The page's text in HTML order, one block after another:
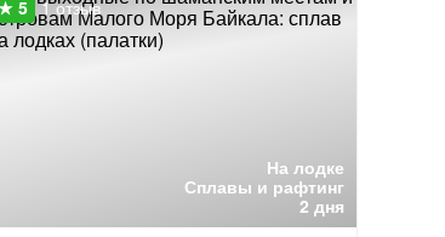
На лодке
Сплавы и рафтинг
2 дня
1 отзыв